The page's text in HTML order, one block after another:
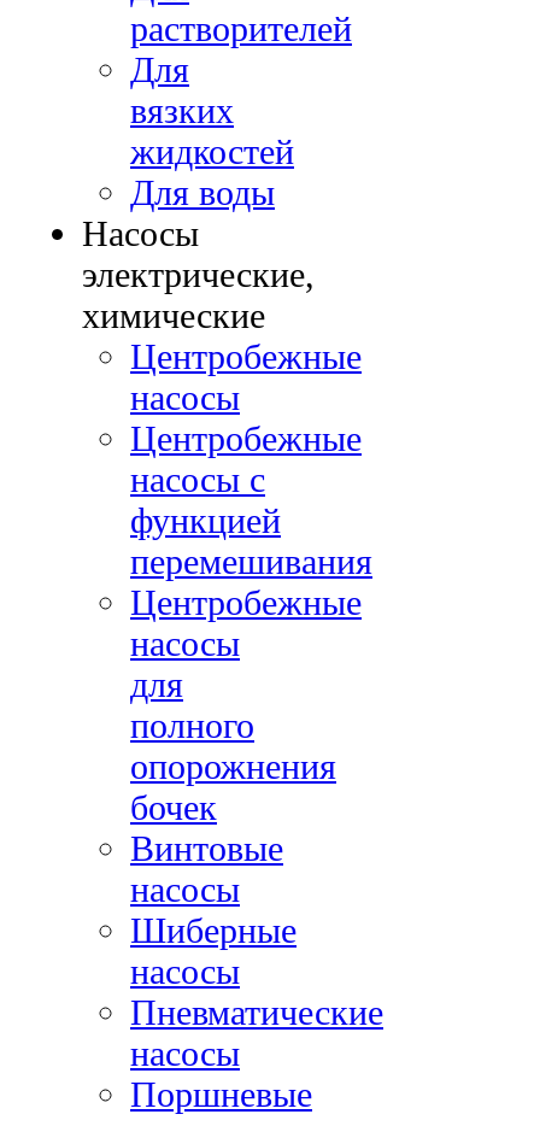
растворителей
Для
вязких
жидкостей
Для воды
Насосы
электрические,
химические
Центробежные
насосы
Центробежные
насосы с
функцией
перемешивания
Центробежные
насосы
для
полного
опорожнения
бочек
Винтовые
насосы
Шиберные
насосы
Пневматические
насосы
Поршневые